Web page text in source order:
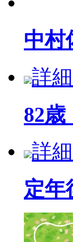
中村
詳
82
詳
定年